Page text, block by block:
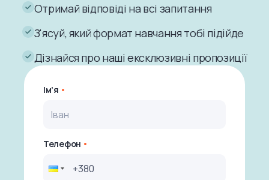
Отримай відповіді на всі запитання
З'ясуй, який формат навчання тобі підійде
Дізнайся про наші ексклюзивні пропозиції
Ім’я
Телефон